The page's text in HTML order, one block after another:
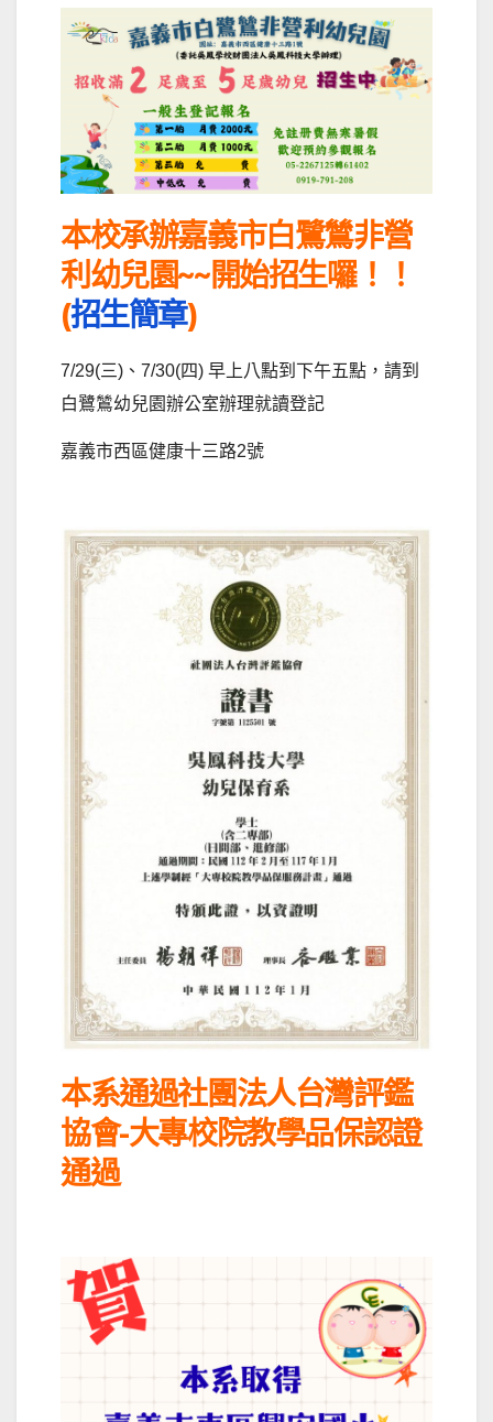
本校承辦嘉義市白鷺鷥非營
利幼兒園~~開始招生囉！！
(招生簡章)
7/29(三)、7/30(四) 早上八點到下午五點，請到
白鷺鷥幼兒園辦公室辦理就讀登記
嘉義市西區健康十三路2號
本系通過社團法人台灣評鑑
協會-大專校院教學品保認證
通過